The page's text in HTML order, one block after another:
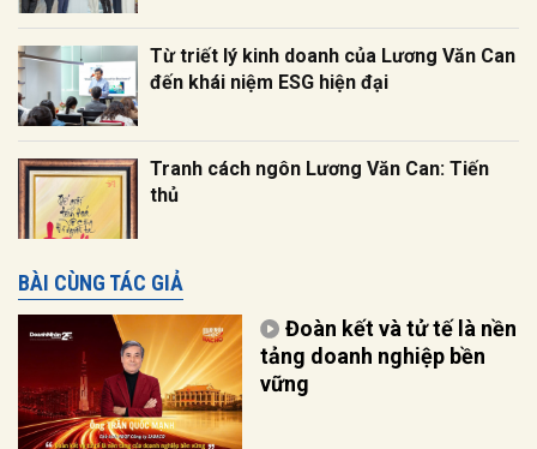
Từ triết lý kinh doanh của Lương Văn Can
đến khái niệm ESG hiện đại
Tranh cách ngôn Lương Văn Can: Tiến
thủ
BÀI CÙNG TÁC GIẢ
Đoàn kết và tử tế là nền
tảng doanh nghiệp bền
vững